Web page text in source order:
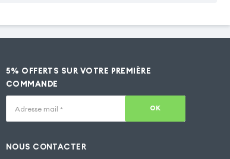
5% OFFERTS SUR VOTRE PREMIÈRE
COMMANDE
Adresse mail * OK
NOUS CONTACTER